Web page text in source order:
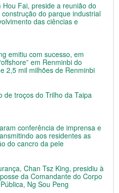
Fai, preside a reunião do
do parque industrial
das ciências e
emitiu com sucesso, em
em Renminbi do
2,5 mil milhões de Renminbi
de troços do Trilho da Taipa
conferência de imprensa e
aos residentes as
do cancro da pele
Chan Tsz King, presidiu à
da Comandante do Corpo
Ng Sou Peng